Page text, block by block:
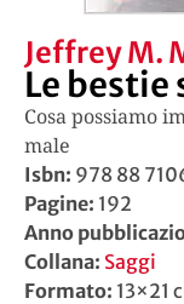
Jeffrey M.
Le bestie
Cosa possiamo
male
Isbn: 978 88
Pagine: 192
Anno
Collana: Saggi
Formato: 13×21